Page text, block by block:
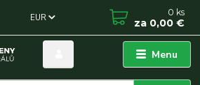
Menu
EUR 0 ks
za 0,00 €